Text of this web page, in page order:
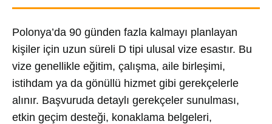
Polonya’da 90 günden fazla kalmayı planlayan
kişiler için uzun süreli D tipi ulusal vize esastır. Bu
vize genellikle eğitim, çalışma, aile birleşimi,
istihdam ya da gönüllü hizmet gibi gerekçelerle
alınır. Başvuruda detaylı gerekçeler sunulması,
etkin geçim desteği, konaklama belgeleri,